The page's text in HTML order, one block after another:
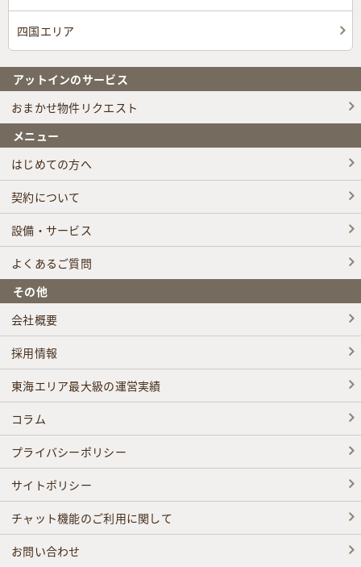
四国エリア
アットインのサービス
おまかせ物件リクエスト
メニュー
はじめての方へ
契約について
設備・サービス
よくあるご質問
その他
会社概要
採用情報
東海エリア最大級の運営実績
コラム
プライバシーポリシー
サイトポリシー
チャット機能のご利用に関して
お問い合わせ